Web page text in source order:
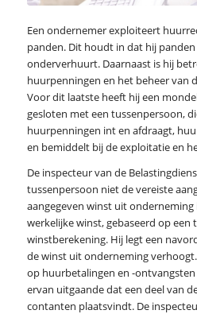
Een ondernemer exploiteert
panden. Dit houdt in dat hij
onderverhuurt. Daarnaast is hij
huurpenningen en het beheer van
Voor dit laatste heeft hij een
gesloten met een tussenpersoon,
huurpenningen int en afdraagt,
en bemiddelt bij de exploitatie en
De inspecteur van de
tussenpersoon niet de vereiste
aangegeven winst uit onderneming
werkelijke winst, gebaseerd op een
winstberekening. Hij legt een
de winst uit onderneming
op huurbetalingen en -
ervan uitgaande dat een deel van
contanten plaatsvindt. De